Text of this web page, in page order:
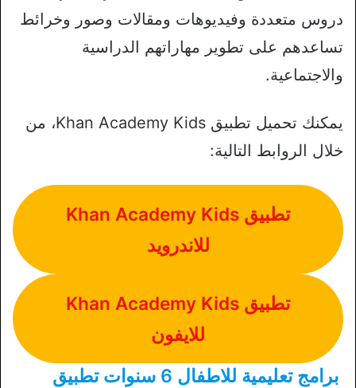
دروس متعددة وفيديوهات ومقالات وصور وخرائط
تساعدهم على تطوير مهاراتهم الدراسية
والاجتماعية.
يمكنك تحميل تطبيق Khan Academy Kids، من
خلال الروابط التالية:
تطبيق Khan Academy Kids
للاندرويد
تطبيق Khan Academy Kids
للايفون
برامج تعليمية للاطفال 6 سنوات تطبيق